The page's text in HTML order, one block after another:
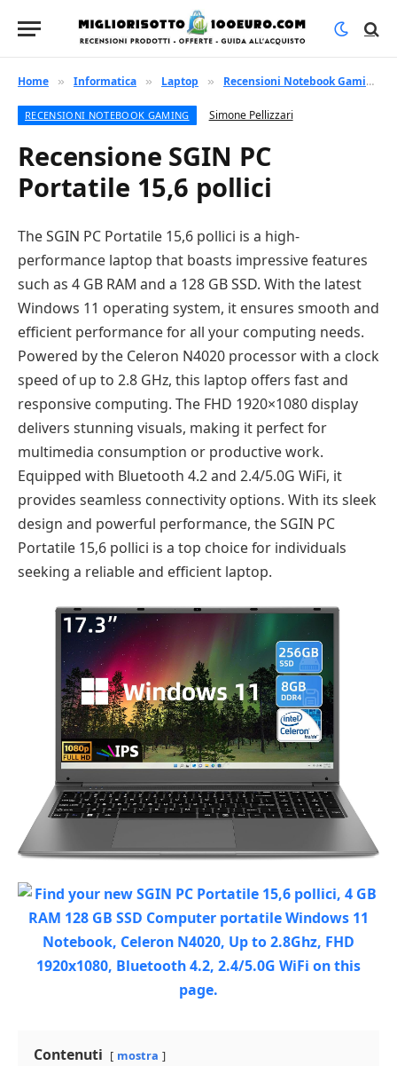
Home » Informatica » Laptop » Recensioni Notebook Gaming
RECENSIONI NOTEBOOK GAMING Simone Pellizzari
Recensione SGIN PC
Portatile 15,6 pollici
The SGIN PC Portatile 15,6 pollici is a high-
performance laptop that boasts impressive features
such as 4 GB RAM and a 128 GB SSD. With the latest
Windows 11 operating system, it ensures smooth and
efficient performance for all your computing needs.
Powered by the Celeron N4020 processor with a clock
speed of up to 2.8 GHz, this laptop offers fast and
responsive computing. The FHD 1920×1080 display
delivers stunning visuals, making it perfect for
multimedia consumption or productive work.
Equipped with Bluetooth 4.2 and 2.4/5.0G WiFi, it
provides seamless connectivity options. With its sleek
design and powerful performance, the SGIN PC
Portatile 15,6 pollici is a top choice for individuals
seeking a reliable and efficient laptop.
Contenuti mostra